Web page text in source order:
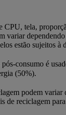
CPU, tela,
variar
estão sujeitos à
consumo é
(50%).
podem variar
de reciclagem